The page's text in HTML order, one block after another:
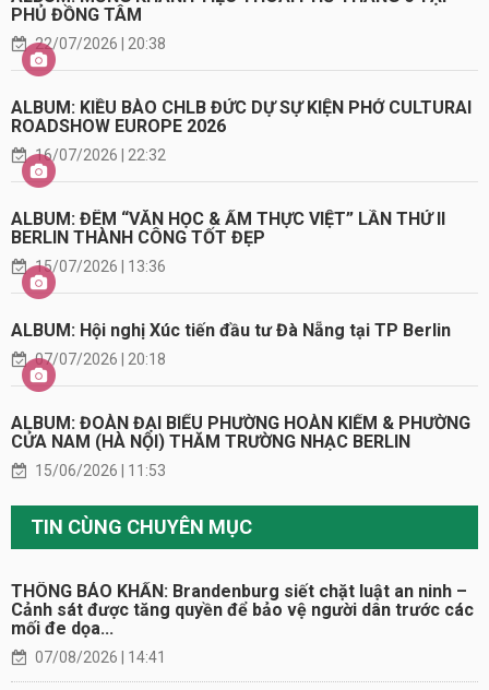
PHỦ ĐỒNG TÂM
22/07/2026 | 20:38
ALBUM: KIỀU BÀO CHLB ĐỨC DỰ SỰ KIỆN PHỞ CULTURAI
ROADSHOW EUROPE 2026
16/07/2026 | 22:32
ALBUM: ĐÊM “VĂN HỌC & ẨM THỰC VIỆT” LẦN THỨ II
BERLIN THÀNH CÔNG TỐT ĐẸP
15/07/2026 | 13:36
ALBUM: Hội nghị Xúc tiến đầu tư Đà Nẵng tại TP Berlin
07/07/2026 | 20:18
ALBUM: ĐOÀN ĐẠI BIỂU PHƯỜNG HOÀN KIẾM & PHƯỜNG
CỬA NAM (HÀ NỘI) THĂM TRƯỜNG NHẠC BERLIN
15/06/2026 | 11:53
TIN CÙNG CHUYÊN MỤC
THÔNG BÁO KHẨN: Brandenburg siết chặt luật an ninh –
Cảnh sát được tăng quyền để bảo vệ người dân trước các
mối đe dọa...
07/08/2026 | 14:41